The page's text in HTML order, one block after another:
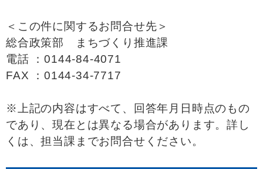
＜この件に関するお問合せ先＞
総合政策部 まちづくり推進課
電話 ：0144-84-4071
FAX ：0144-34-7717
※上記の内容はすべて、回答年月日時点のもの
であり、現在とは異なる場合があります。詳し
くは、担当課までお問合せください。